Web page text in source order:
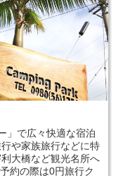
」で広々快適な宿泊
や家族旅行などに特
大橋など観光名所へ
約の際は0円旅行ク